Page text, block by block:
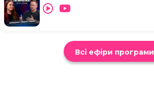
Всі ефіри програми